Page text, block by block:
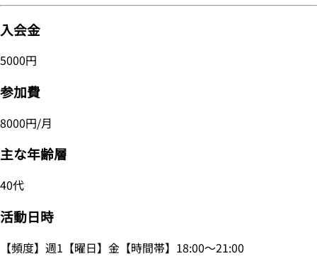
入会金
5000円
参加費
8000円/月
主な年齢層
40代
活動日時
【頻度】週1【曜日】金【時間帯】18:00～21:00